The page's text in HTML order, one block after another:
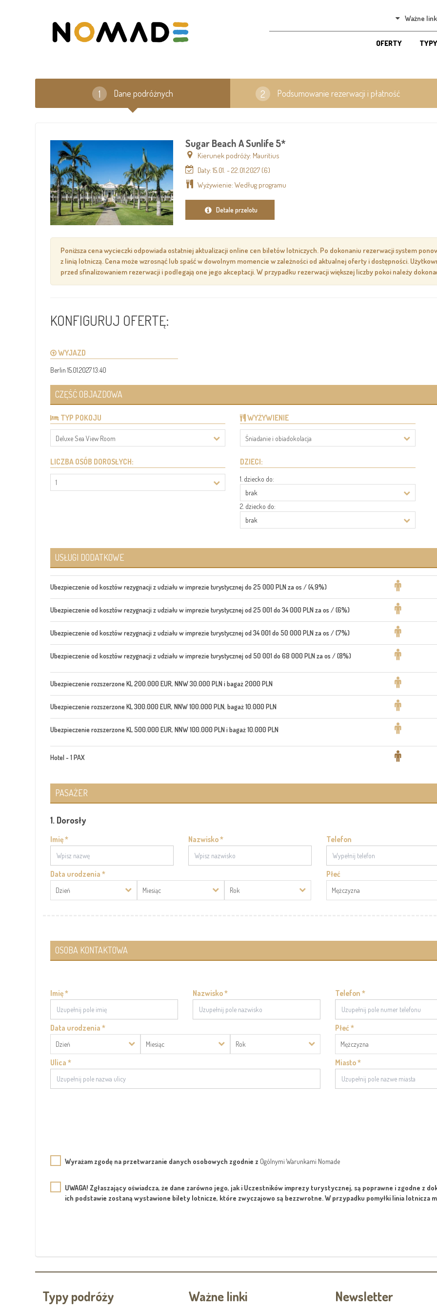
Ważne
OFERTY
Dane podróżnych Podsumowanie rezerwacji i płatność
Sugar Beach A Sunlife 5*
Kierunek podróży: Mauritius
Daty: 15.01. - 22.01.2027 (6)
Wyżywienie: Według programu
Detale przelotu
Poniższa cena wycieczki odpowiada ostatniej aktualizacji online cen biletów lotniczych. Po dokonaniu rezerwacji system
z linią lotniczą. Cena może wzrosnąć lub spaść w dowolnym momencie w zależności od aktualnej oferty i dostępności.
przed sfinalizowaniem rezerwacji i podlegają one jego akceptacji. W przypadku rezerwacji większej liczby pokoi należy
KONFIGURUJ OFERTĘ:
WYJAZD
Berlin 15.01.2027 13:40
CZĘŚĆ OBJAZDOWA
TYP POKOJU
Deluxe Sea View Room
WYŻYWIENIE
Śniadanie i obiadokolacja
LICZBA OSÓB DOROSŁYCH:
1
DZIECI:
1. dziecko do:
brak
2. dziecko do:
brak
USŁUGI DODATKOWE
Ubezpieczenie od kosztów rezygnacji z udziału w imprezie turystycznej do 25 000 PLN za os / (4,9%)
Ubezpieczenie od kosztów rezygnacji z udziału w imprezie turystycznej od 25 001 do 34 000 PLN za os / (6%)
Ubezpieczenie od kosztów rezygnacji z udziału w imprezie turystycznej od 34 001 do 50 000 PLN za os / (7%)
Ubezpieczenie od kosztów rezygnacji z udziału w imprezie turystycznej od 50 001 do 68 000 PLN za os / (8%)
Ubezpieczenie rozszerzone KL 200.000 EUR, NNW 30.000 PLN i bagaż 2000 PLN
Ubezpieczenie rozszerzone KL 300.000 EUR, NNW 100.000 PLN, bagaż 10.000 PLN
Ubezpieczenie rozszerzone KL 500.000 EUR, NNW 100.000 PLN i bagaż 10.000 PLN
Hotel - 1 PAX
PASAŻER
1. Dorosły
Imię * Nazwisko * Telefon
Data urodzenia *
Dzień Miesiąc Rok
Płeć
Mężczyzna
OSOBA KONTAKTOWA
Imię * Nazwisko * Telefon *
Data urodzenia *
Dzień Miesiąc Rok
Płeć *
Mężczyzna
Ulica * Miasto *
Wyrażam zgodę na przetwarzanie danych osobowych zgodnie z Ogólnymi Warunkami Nomade
UWAGA! Zgłaszający oświadcza, że dane zarówno jego, jak i Uczestników imprezy turystycznej, są poprawne i zgodne z
ich podstawie zostaną wystawione bilety lotnicze, które zwyczajowo są bezzwrotne. W przypadku pomyłki linia lotnicza
Typy podróży Ważne linki Newsletter